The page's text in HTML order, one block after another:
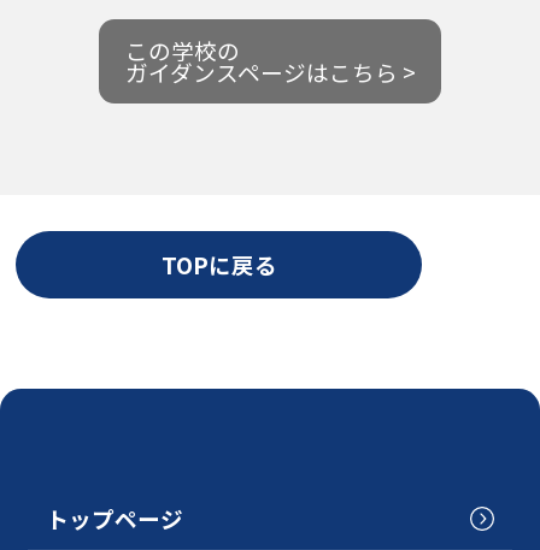
この学校の
ガイダンスページはこちら >
TOPに戻る
トップページ